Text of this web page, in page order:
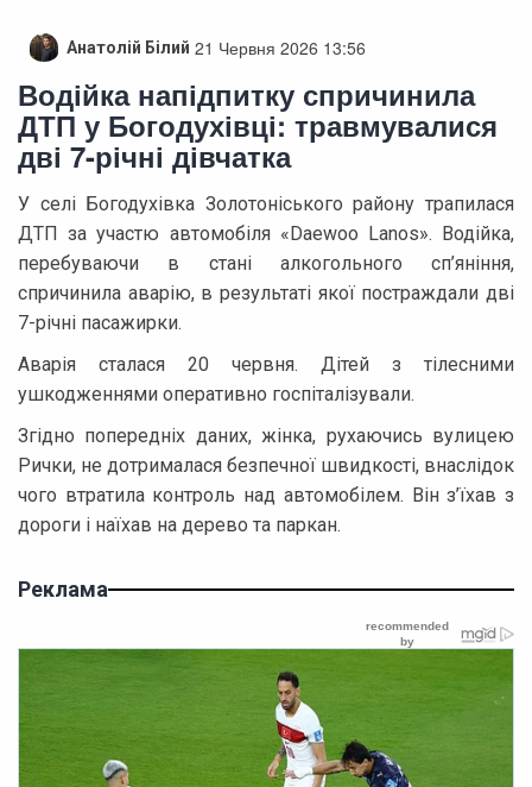
Анатолій Білий 21 Червня 2026 13:56
Водійка напідпитку спричинила
ДТП у Богодухівці: травмувалися
дві 7-річні дівчатка
У селі Богодухівка Золотоніського району трапилася
ДТП за участю автомобіля «Daewoo Lanos». Водійка,
перебуваючи в стані алкогольного сп’яніння,
спричинила аварію, в результаті якої постраждали дві
7-річні пасажирки.
Аварія сталася 20 червня. Дітей з тілесними
ушкодженнями оперативно госпіталізували.
Згідно попередніх даних, жінка, рухаючись вулицею
Рички, не дотрималася безпечної швидкості, внаслідок
чого втратила контроль над автомобілем. Він з’їхав з
дороги і наїхав на дерево та паркан.
Реклама